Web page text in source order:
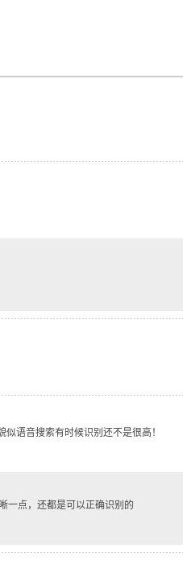
语音搜索有时候识别还不是很高！
一点，还都是可以正确识别的